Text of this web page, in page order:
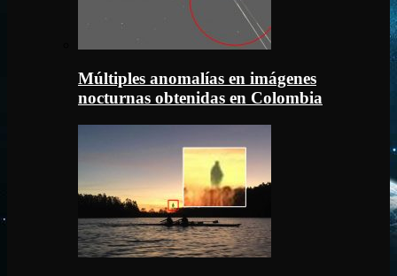
Múltiples anomalías en imágenes
nocturnas obtenidas en Colombia